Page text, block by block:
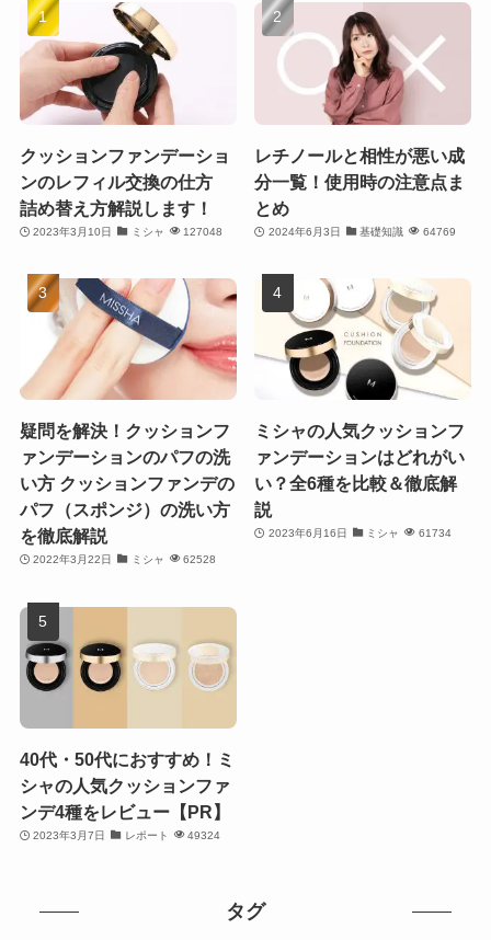
クッションファンデーショ
ンのレフィル交換の仕方
詰め替え方解説します！
2023年3月10日 ミシャ 127048
レチノールと相性が悪い成
分一覧！使用時の注意点ま
とめ
2024年6月3日 基礎知識 64769
疑問を解決！クッションフ
ァンデーションのパフの洗
い方 クッションファンデの
パフ（スポンジ）の洗い方
を徹底解説
2022年3月22日 ミシャ 62528
ミシャの人気クッションフ
ァンデーションはどれがい
い？全6種を比較＆徹底解
説
2023年6月16日 ミシャ 61734
40代・50代におすすめ！ミ
シャの人気クッションファ
ンデ4種をレビュー【PR】
2023年3月7日 レポート 49324
タグ